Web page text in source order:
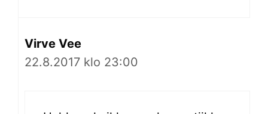
Virve Vee
22.8.2017 klo 23:00